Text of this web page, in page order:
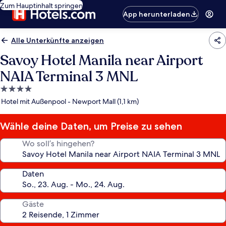
Zum Hauptinhalt springen
App herunterladen
Alle Unterkünfte anzeigen
Savoy Hotel Manila near Airport
NAIA Terminal 3 MNL
4.0-
Sterne-
Hotel mit Außenpool - Newport Mall (1,1 km)
Wähle deine Daten, um Preise zu sehen
Wo soll’s hingehen?
Daten
Gäste